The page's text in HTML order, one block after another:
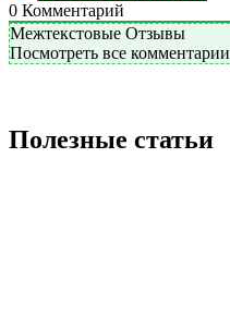
0 Комментарий
Межтекстовые Отзывы
Посмотреть все комментарии
Полезные статьи